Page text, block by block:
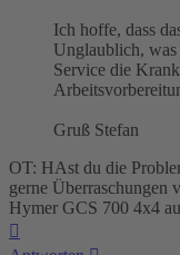
Ich hoffe, dass
Unglaublich, was
Service die
Gruß Stefan
OT: HAst du die
gerne Überraschungen
Hymer GCS 700 4x4